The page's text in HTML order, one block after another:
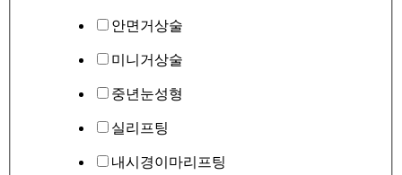
안면거상술
미니거상술
중년눈성형
실리프팅
내시경이마리프팅